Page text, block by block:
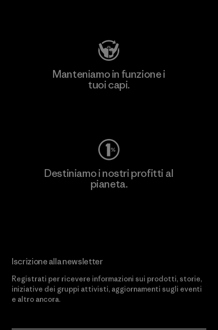
Manteniamo in funzione i
tuoi capi.
Destiniamo i nostri profitti al
pianeta.
Iscrizione alla newsletter
Registrati per ricevere informazioni sui prodotti, storie,
iniziative dei gruppi attivisti, aggiornamenti sugli eventi
e altro ancora.